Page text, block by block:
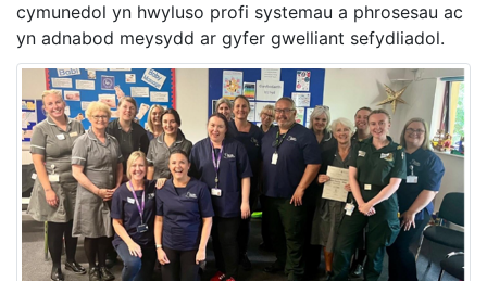
cymunedol yn hwyluso profi systemau a phrosesau ac
yn adnabod meysydd ar gyfer gwelliant sefydliadol.